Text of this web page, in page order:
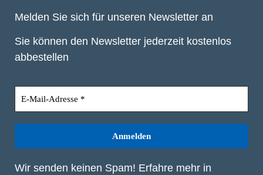
Melden Sie sich für unseren Newsletter an
Sie können den Newsletter jederzeit kostenlos
abbestellen
Wir senden keinen Spam! Erfahre mehr in